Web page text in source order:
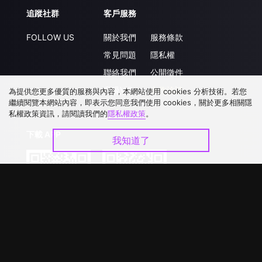
追蹤社群
FOLLOW US
客戶服務
關於我們
常見問題
聯絡我們
升級VIP
服務條款
隱私權
公開徵件
合作洽談
為提供您更多優質的服務與內容，本網站使用 cookies 分析技術。若您
繼續閱覽本網站內容，即表示您同意我們使用 cookies，關於更多相關隱
私權政策資訊，請閱讀我們的隱私權政策。
我知道了